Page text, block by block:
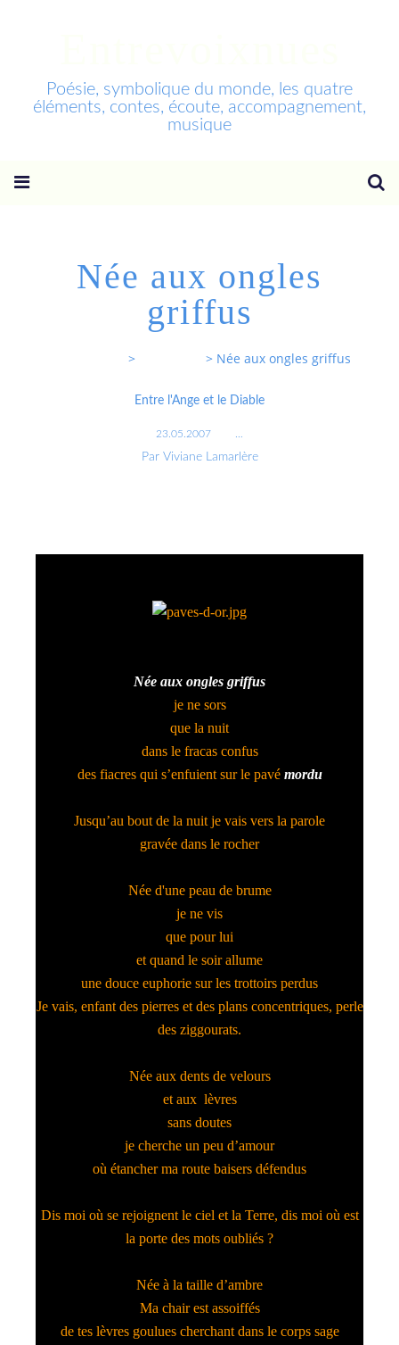
Poésie, symbolique du monde, les quatre
éléments, contes, écoute, accompagnement,
musique
Née aux ongles
griffus
> > Née aux ongles griffus
Entre l'Ange et le Diable
23.05.2007
Par Viviane Lamarlère
Née aux ongles griffus
je ne sors
que la nuit
dans le fracas confus
des fiacres qui s’enfuient sur le pavé mordu
Jusqu’au bout de la nuit je vais vers la parole
gravée dans le rocher
Née d'une peau de brume
je ne vis
que pour lui
et quand le soir allume
une douce euphorie sur les trottoirs perdus
Je vais, enfant des pierres et des plans concentriques, perle
des ziggourats.
Née aux dents de velours
et aux lèvres
sans doutes
je cherche un peu d’amour
où étancher ma route baisers défendus
Dis moi où se rejoignent le ciel et la Terre, dis moi où est
la porte des mots oubliés ?
Née à la taille d’ambre
Ma chair est assoiffés
de tes lèvres goulues cherchant dans le corps sage